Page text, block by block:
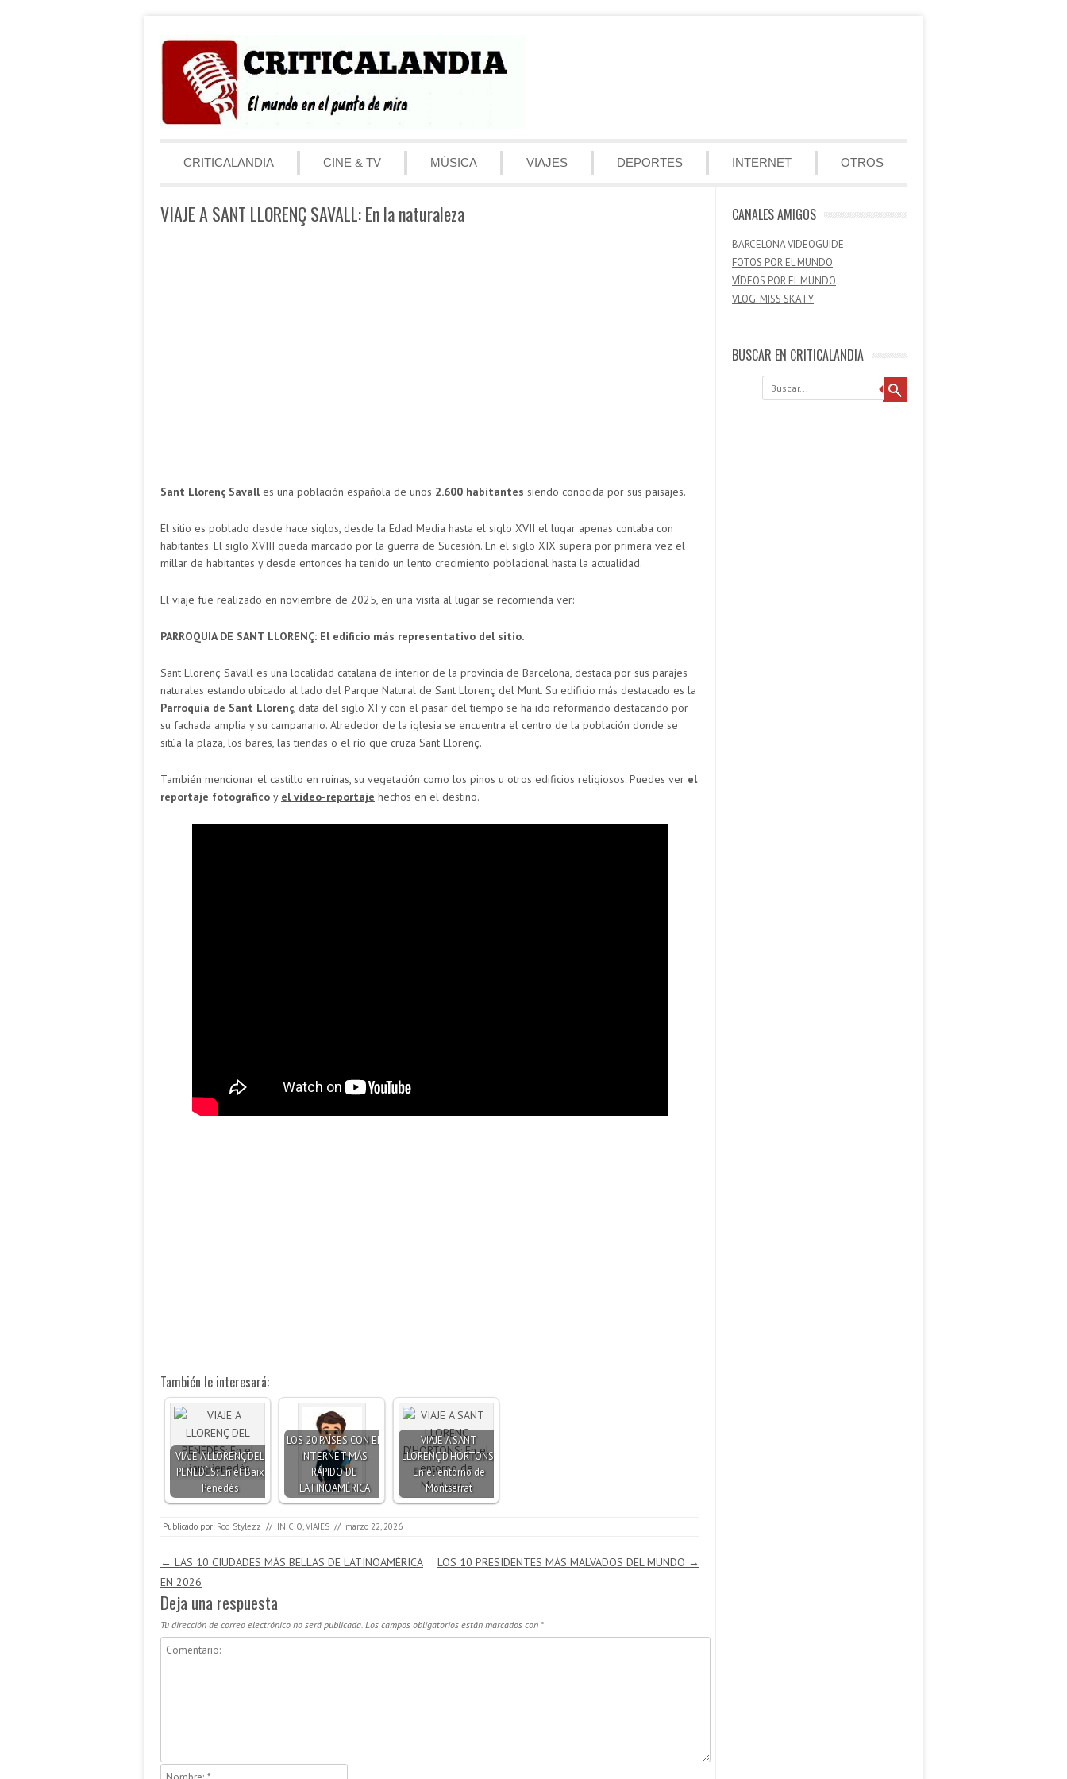
Menú
CRITICALANDIA
CINE & TV MÚSICA VIAJES DEPORTES INTERNET OTROS
VIAJE A SANT LLORENÇ SAVALL: En la naturaleza
Sant Llorenç Savalles una población española de unos 2.600 habitantes siendo conocida por sus paisajes.
El sitio es poblado desde hace siglos, desde la Edad Media hasta el siglo XVII el lugar apenas contaba con
habitantes. El siglo XVIII queda marcado por la guerra de Sucesión. En el siglo XIX supera por primera vez el
millar de habitantes y desde entonces ha tenido un lento crecimiento poblacional hasta la actualidad.
El viaje fue realizado en noviembre de 2025, en una visita al lugar se recomienda ver:
PARROQUIA DE SANT LLORENÇ: El edificio más representativo del sitio.
Sant Llorenç Savall es una localidad catalana de interior de la provincia de Barcelona, destaca por sus parajes
naturales estando ubicado al lado del Parque Natural de Sant Llorenç del Munt. Su edificio más destacado es la
Parroquia de Sant Llorenç, data del siglo XI y con el pasar del tiempo se ha ido reformando destacando por
su fachada amplia y su campanario. Alrededor de la iglesia se encuentra el centro de la población donde se
sitúa la plaza, los bares, las tiendas o el río que cruza Sant Llorenç.
También mencionar el castillo en ruinas, su vegetación como los pinos u otros edificios religiosos. Puedes ver el
reportaje fotográfico y el video-reportaje hechos en el destino.
También le interesará:
VIAJE A LLORENÇ DEL
PENEDÈS: En el Baix
Penedès
LOS 20 PAÍSES CON EL
INTERNET MÁS
RÁPIDO DE
LATINOAMÉRICA
VIAJE A SANT
LLORENÇ D'HORTONS:
En el entorno de
Montserrat
Publicado por: Rod Stylezz // INICIO VIAJES // marzo 22, 2026
Navegación de entradas
← LAS 10 CIUDADES MÁS BELLAS DE LATINOAMÉRICA
EN 2026
LOS 10 PRESIDENTES MÁS MALVADOS DEL MUNDO →
Deja una respuesta
Tu dirección de correo electrónico no será publicada. Los campos obligatorios están marcados con *
CANALES AMIGOS
BARCELONA VIDEOGUIDE
FOTOS POR EL MUNDO
VÍDEOS POR EL MUNDO
VLOG: MISS SKATY
BUSCAR EN CRITICALANDIA
Buscar